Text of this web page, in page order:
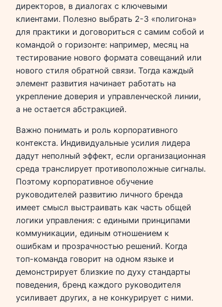
директоров, в диалогах с ключевыми
клиентами. Полезно выбрать 2-3 «полигона»
для практики и договориться с самим собой и
командой о горизонте: например, месяц на
тестирование нового формата совещаний или
нового стиля обратной связи. Тогда каждый
элемент развития начинает работать на
укрепление доверия и управленческой линии,
а не остается абстракцией.
Важно понимать и роль корпоративного
контекста. Индивидуальные усилия лидера
дадут неполный эффект, если организационная
среда транслирует противоположные сигналы.
Поэтому корпоративное обучение
руководителей развитию личного бренда
имеет смысл выстраивать как часть общей
логики управления: с едиными принципами
коммуникации, единым отношением к
ошибкам и прозрачностью решений. Когда
топ-команда говорит на одном языке и
демонстрирует близкие по духу стандарты
поведения, бренд каждого руководителя
усиливает других, а не конкурирует с ними.